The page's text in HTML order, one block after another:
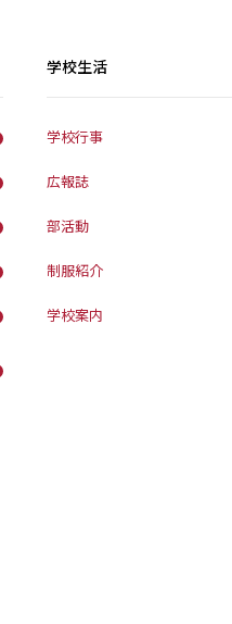
学校生活
学校行事
広報誌
部活動
制服紹介
学校案内